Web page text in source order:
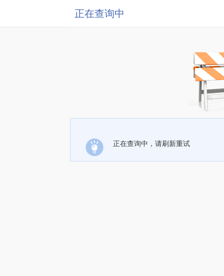
正在查询中
正在查询中，请刷新重试